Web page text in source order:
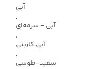
آبی
,
آبی – سرمه‌ای
,
آبی کاربنی
,
سفید-طوسی